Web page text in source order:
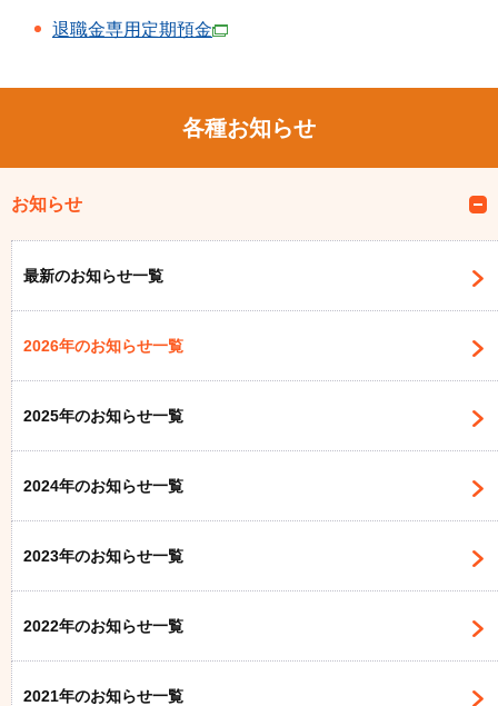
退職金専用定期預金
各種お知らせ
お知らせ
最新のお知らせ一覧
2026年のお知らせ一覧
2025年のお知らせ一覧
2024年のお知らせ一覧
2023年のお知らせ一覧
2022年のお知らせ一覧
2021年のお知らせ一覧